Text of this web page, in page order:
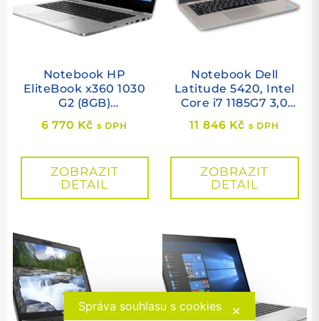
Notebook HP
EliteBook x360 1030
G2 (8GB)
6 770 Kč s DPH
ZOBRAZIT
DETAIL
Notebook Dell
Latitude 5420, Intel
Core i7 1185G7 3,0
GB SSD M.2 NVMe,
1920×1080, Windows
11 PRO
11 846 Kč s DPH
ZOBRAZIT
DETAIL
Správa souhlasu s cookies ✕